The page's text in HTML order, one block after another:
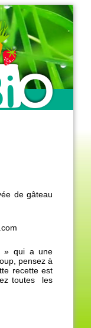
de gâteau
» qui a une
pensez à
recette est
toutes les